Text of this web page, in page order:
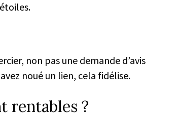
non pas une demande d’avis
noué un lien, cela fidélise.
rentables ?